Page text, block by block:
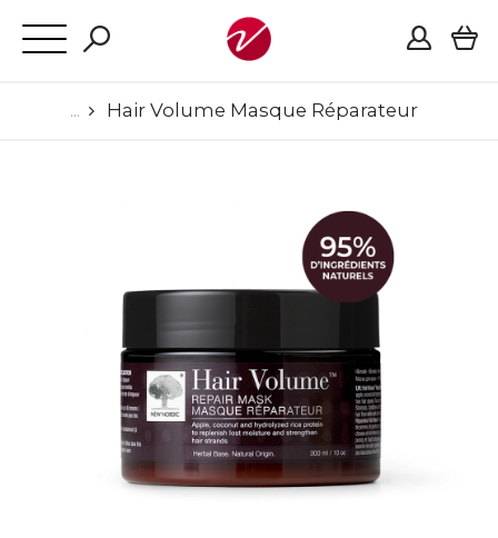
Hair Volume Masque Réparateur